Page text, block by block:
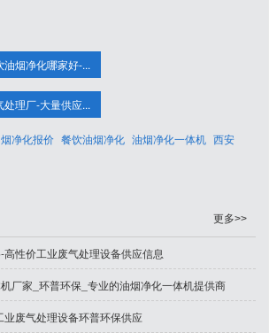
油烟净化哪家好-...
处理厂-大量供应...
净化报价 餐饮油烟净化 油烟净化一体机 西安
更多>>
性价工业废气处理设备供应信息
厂家_环普环保_专业的油烟净化一体机提供商
业废气处理设备环普环保供应